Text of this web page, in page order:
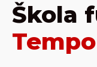
Škola
Tempo